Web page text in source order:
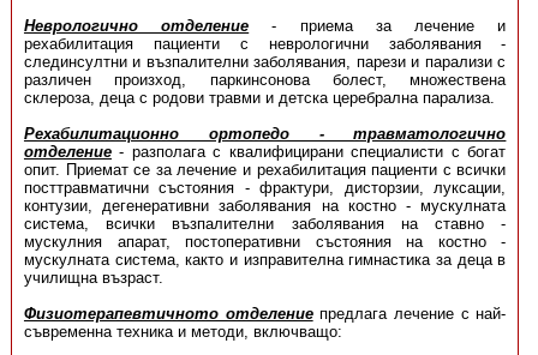
Неврологично отделение - приема за лечение и
рехабилитация пациенти с неврологични заболявания -
слединсултни и възпалителни заболявания, парези и парализи с
различен произход, паркинсонова болест, множествена
склероза, деца с родови травми и детска церебрална парализа.
Рехабилитационно ортопедо - травматологично
отделение- разполага с квалифицирани специалисти с богат
опит. Приемат се за лечение и рехабилитация пациенти с всички
посттравматични състояния - фрактури, дисторзии, луксации,
контузии, дегенеративни заболявания на костно - мускулната
система, всички възпалителни заболявания на ставно -
мускулния апарат, постоперативни състояния на костно -
мускулната система, както и изправителна гимнастика за деца в
училищна възраст.
Физиотерапевтичното отделениепредлага лечение с най-
съвременна техника и методи, включващо: